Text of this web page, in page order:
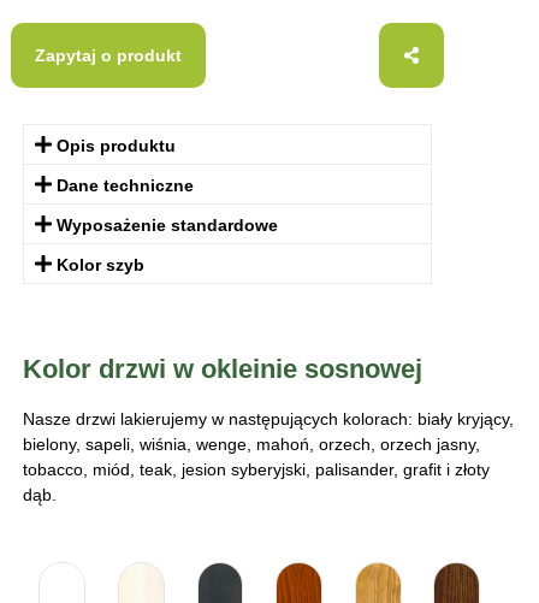
Zapytaj o produkt
Opis produktu
Dane techniczne
Wyposażenie standardowe
Kolor szyb
Kolor drzwi w okleinie sosnowej
Nasze drzwi lakierujemy w następujących kolorach: biały kryjący,
bielony, sapeli, wiśnia, wenge, mahoń, orzech, orzech jasny,
tobacco, miód, teak, jesion syberyjski, palisander, grafit i złoty
dąb.